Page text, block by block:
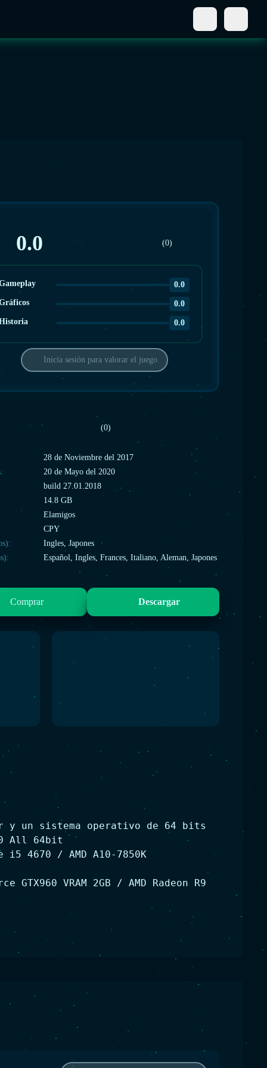
0.0 (0)
0.0
0.0
0.0
Inicia sesión para valorar el juego
(0)
28 de Noviembre del 2017
20 de Mayo del 2020
build 27.01.2018
14.8 GB
Elamigos
CPY
Ingles, Japones
Español, Ingles, Frances, Italiano, Aleman, Japones
Comprar Descargar
y un sistema operativo de 64 bits
All 64bit
4670 / AMD A10-7850K
GTX960 VRAM 2GB / AMD Radeon R9